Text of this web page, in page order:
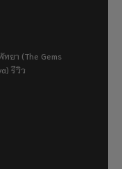
ยา (The Gems
รีวิว